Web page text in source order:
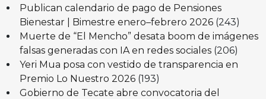
Publican calendario de pago de Pensiones
Bienestar | Bimestre enero–febrero 2026 (243)
Muerte de “El Mencho” desata boom de imágenes
falsas generadas con IA en redes sociales (206)
Yeri Mua posa con vestido de transparencia en
Premio Lo Nuestro 2026 (193)
Gobierno de Tecate abre convocatoria del